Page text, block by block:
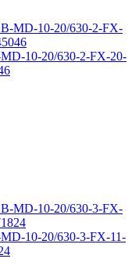
10-20/630-2-FX-20-
10-20/630-3-FX-11-